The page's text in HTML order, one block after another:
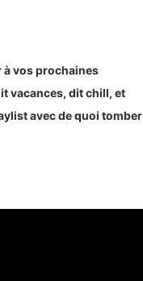
à vos prochaines
vacances, dit chill, et
avec de quoi tomber